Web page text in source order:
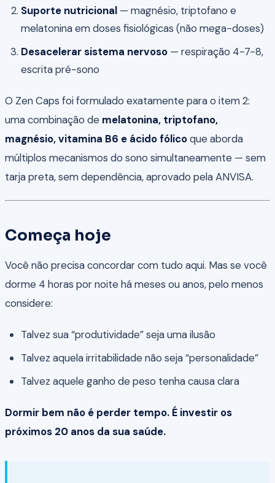
Suporte nutricional— magnésio, triptofano e
melatonina em doses fisiológicas (não mega-doses)
Desacelerar sistema nervoso— respiração 4-7-8,
escrita pré-sono
O Zen Caps foi formulado exatamente para o item 2:
uma combinação de melatonina, triptofano,
magnésio, vitamina B6 e ácido fólicoque aborda
múltiplos mecanismos do sono simultaneamente — sem
tarja preta, sem dependência, aprovado pela ANVISA.
Começa hoje
Você não precisa concordar com tudo aqui. Mas se você
dorme 4 horas por noite há meses ou anos, pelo menos
considere:
Talvez sua “produtividade” seja uma ilusão
Talvez aquela irritabilidade não seja “personalidade”
Talvez aquele ganho de peso tenha causa clara
Dormir bem não é perder tempo. É investir os
próximos 20 anos da sua saúde.